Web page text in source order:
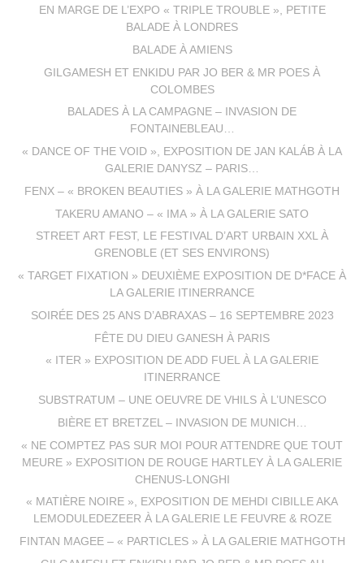
EN MARGE DE L’EXPO « TRIPLE TROUBLE », PETITE
BALADE À LONDRES
BALADE À AMIENS
GILGAMESH ET ENKIDU PAR JO BER & MR POES À
COLOMBES
BALADES À LA CAMPAGNE – INVASION DE
FONTAINEBLEAU…
« DANCE OF THE VOID », EXPOSITION DE JAN KALÁB À LA
GALERIE DANYSZ – PARIS…
FENX – « BROKEN BEAUTIES » À LA GALERIE MATHGOTH
TAKERU AMANO – « IMA » À LA GALERIE SATO
STREET ART FEST, LE FESTIVAL D’ART URBAIN XXL À
GRENOBLE (ET SES ENVIRONS)
« TARGET FIXATION » DEUXIÈME EXPOSITION DE D*FACE À
LA GALERIE ITINERRANCE
SOIRÉE DES 25 ANS D’ABRAXAS – 16 SEPTEMBRE 2023
FÊTE DU DIEU GANESH À PARIS
« ITER » EXPOSITION DE ADD FUEL À LA GALERIE
ITINERRANCE
SUBSTRATUM – UNE OEUVRE DE VHILS À L’UNESCO
BIÈRE ET BRETZEL – INVASION DE MUNICH…
« NE COMPTEZ PAS SUR MOI POUR ATTENDRE QUE TOUT
MEURE » EXPOSITION DE ROUGE HARTLEY À LA GALERIE
CHENUS-LONGHI
« MATIÈRE NOIRE », EXPOSITION DE MEHDI CIBILLE AKA
LEMODULEDEZEER À LA GALERIE LE FEUVRE & ROZE
FINTAN MAGEE – « PARTICLES » À LA GALERIE MATHGOTH